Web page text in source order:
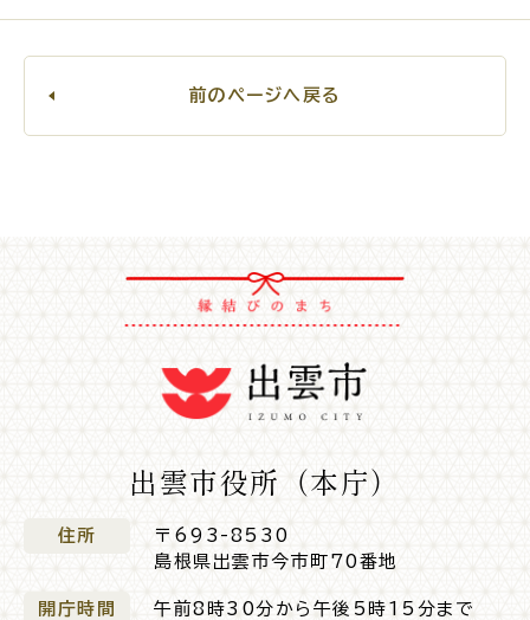
便利なサービス
おたすけア
各種申請書・
手続きガ
イド
前のページへ戻る
出雲市役所（本庁）
住所
〒693-8530
島根県出雲市今市町70番地
開庁時間
午前8時30分から午後5時15分まで